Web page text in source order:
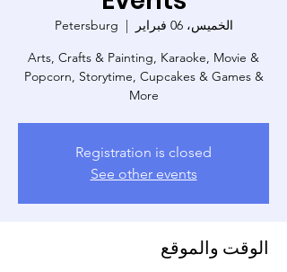
الخميس، 06 فبراير
  |
Petersburg
Arts, Crafts & Painting, Karaoke, Movie &
Popcorn, Storytime, Cupcakes & Games &
More
Registration is closed
See other events
الوقت والموقع